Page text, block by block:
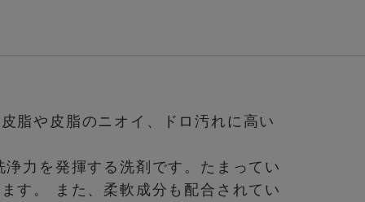
脂や皮脂のニオイ、ドロ汚れに高い
力を発揮する洗剤です。たまってい
す。 また、柔軟成分も配合されてい